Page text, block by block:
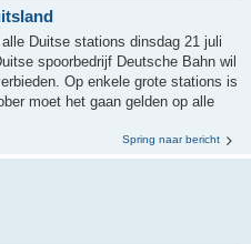
Duitse stations dinsdag 21 juli
spoorbedrijf Deutsche Bahn wil
Op enkele grote stations is
moet het gaan gelden op alle
Spring naar bericht